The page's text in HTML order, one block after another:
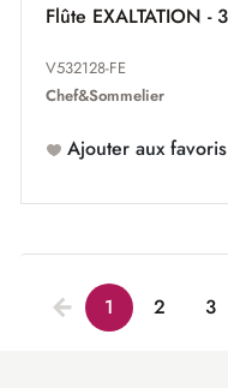
V532128-FE
Chef&Sommelier
Ajouter aux favoris
1 2 3